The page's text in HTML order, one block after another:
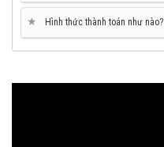
★ Hình thức thành toán như nào?